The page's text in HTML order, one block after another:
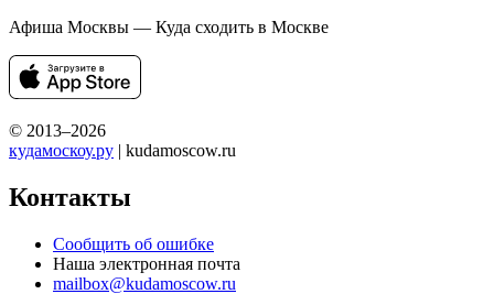
Афиша Москвы — Куда сходить в Москве
© 2013–2026
кудамоскоу.ру | kudamoscow.ru
Контакты
Сообщить об ошибке
Наша электронная почта
mailbox@kudamoscow.ru